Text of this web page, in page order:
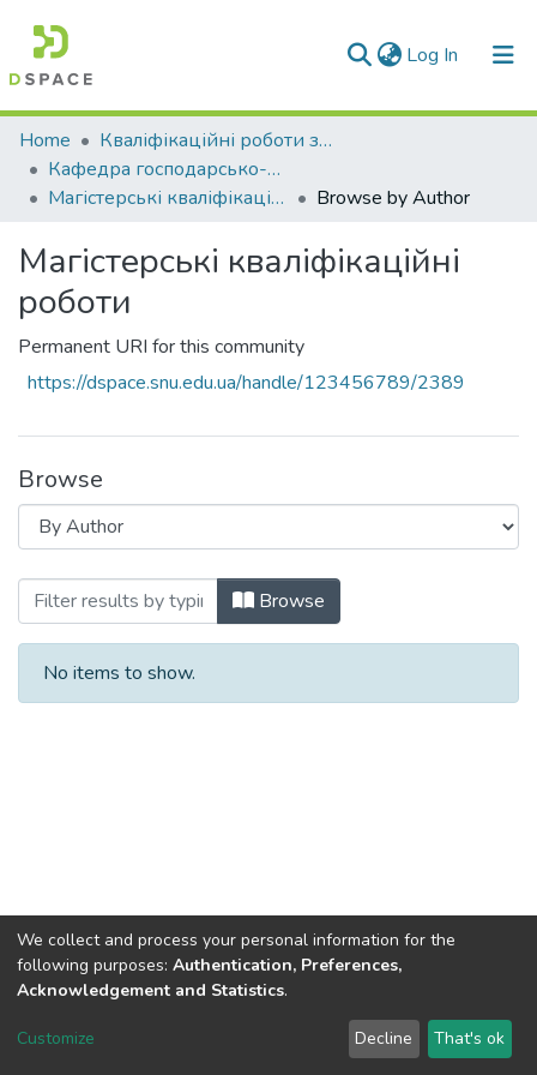
Log In (current)
Communities & Collections
All of DSpace
Home
Кваліфікаційні роботи здобувачів вищої освіти
Кафедра господарсько-правових та суспільно-політичних дисциплін (ГПСПД)
Магістерські кваліфікаційні роботи
Browse by Author
Магістерські кваліфікаційні
роботи
Permanent URI for this community
https://dspace.snu.edu.ua/handle/123456789/2389
Browse
Browsing Магістерські
Browse
No items to show.
Dspace & Volodymyr Dahl East Ukrainian National University
LYRASIS
Send Feedback
We collect and process your personal information for the
following purposes: Authentication, Preferences,
Acknowledgement and Statistics.
Customize Decline That's ok